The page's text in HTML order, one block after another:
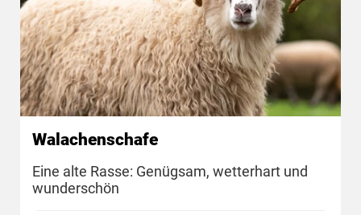
Walachenschafe
Eine alte Rasse: Genügsam, wetterhart und
wunderschön